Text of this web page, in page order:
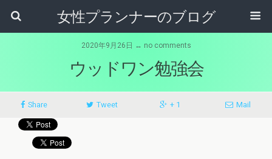
女性プランナーのブログ
2020年9月26日 ↔ no comments
ウッドワン勉強会
Share Tweet + 1 Mail